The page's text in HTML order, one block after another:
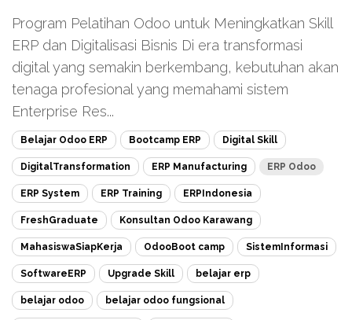
Program Pelatihan Odoo untuk Meningkatkan Skill
ERP dan Digitalisasi Bisnis Di era transformasi
digital yang semakin berkembang, kebutuhan akan
tenaga profesional yang memahami sistem
Enterprise Res...
Belajar Odoo ERP Bootcamp ERP Digital Skill
DigitalTransformation ERP Manufacturing ERP Odoo
ERP System ERP Training ERPIndonesia
FreshGraduate Konsultan Odoo Karawang
MahasiswaSiapKerja OdooBoot camp SistemInformasi
SoftwareERP Upgrade Skill belajar erp
belajar odoo belajar odoo fungsional